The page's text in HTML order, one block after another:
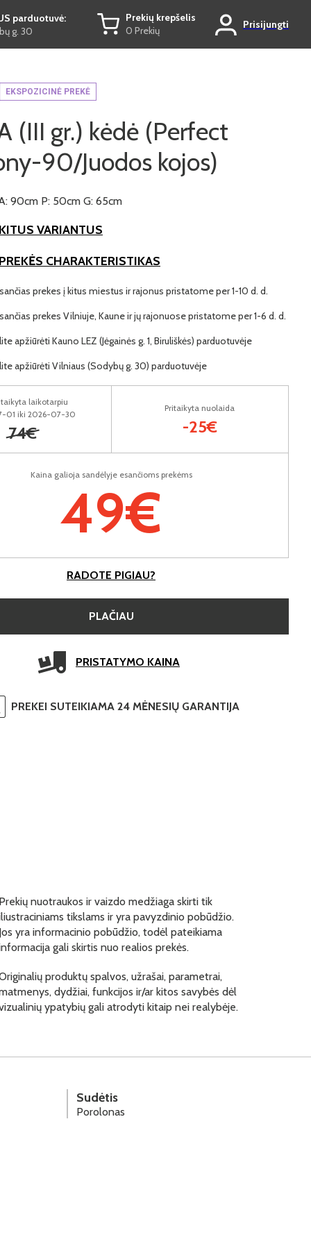
parduotuvė:
g. 30
Prekių krepšelis
0 Prekių
Prisijungti
EKSPOZICINĖ PREKĖ
(III gr.) kėdė (Perfect
90/Juodos kojos)
90cm P: 50cm G: 65cm
VARIANTUS
CHARAKTERISTIKAS
prekes į kitus miestus ir rajonus pristatome per 1-10 d. d.
prekes Vilniuje, Kaune ir jų rajonuose pristatome per 1-6 d. d.
apžiūrėti Kauno LEZ (Jėgainės g. 1, Biruliškės) parduotuvėje
apžiūrėti Vilniaus (Sodybų g. 30) parduotuvėje
Kaina galioja sandėlyje esančioms prekėms
49€
laikotarpiu
01 iki 2026-07-30
74€
Pritaikyta nuolaida
-25€
RADOTE PIGIAU?
PLAČIAU
PRISTATYMO KAINA
PREKEI SUTEIKIAMA 24 MĖNESIŲ GARANTIJA
Prekių nuotraukos ir vaizdo medžiaga skirti tik
tikslams ir yra pavyzdinio pobūdžio.
Jos yra informacinio pobūdžio, todėl pateikiama
gali skirtis nuo realios prekės.
produktų spalvos, užrašai, parametrai,
dydžiai, funkcijos ir/ar kitos savybės dėl
ypatybių gali atrodyti kitaip nei realybėje.
Sudėtis
Porolonas